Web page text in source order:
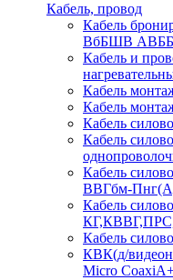
Кабель, провод
Кабель
ВбБШВ
Кабель и
Кабель
Кабель
Кабель
Кабель
Кабель
ВВГбм-
Кабель
Кабель
КВК(д/
Micro